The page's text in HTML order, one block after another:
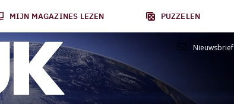
MIJN MAGAZINES LEZEN PUZZELEN
Nieuwsbrief